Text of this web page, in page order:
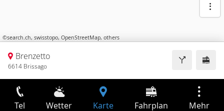
©search.ch, swisstopo, OpenStreetMap, others
Brenzetto
6614 Brissago
Tel Wetter Karte Fahrplan Mehr